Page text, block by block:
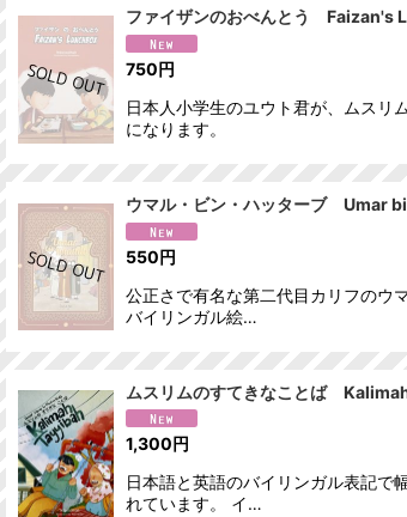
ファイザンのおべんとう Faizan's
750円
日本人小学生のユウト君が、ムスリ
になります。
ウマル・ビン・ハッターブ Umar
550円
公正さで有名な第二代目カリフのウ
バイリンガル絵…
ムスリムのすてきなことば
1,300円
日本語と英語のバイリンガル表記で
れています。 イ…